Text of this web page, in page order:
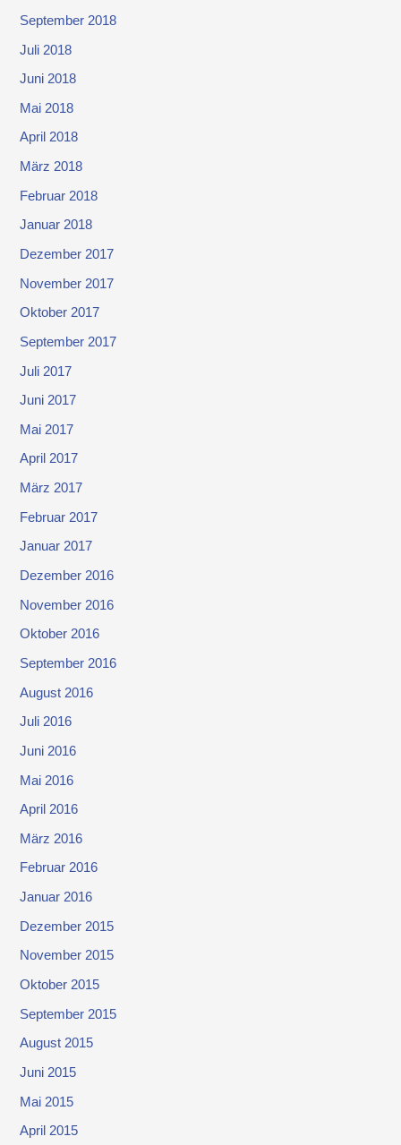
September 2018
Juli 2018
Juni 2018
Mai 2018
April 2018
März 2018
Februar 2018
Januar 2018
Dezember 2017
November 2017
Oktober 2017
September 2017
Juli 2017
Juni 2017
Mai 2017
April 2017
März 2017
Februar 2017
Januar 2017
Dezember 2016
November 2016
Oktober 2016
September 2016
August 2016
Juli 2016
Juni 2016
Mai 2016
April 2016
März 2016
Februar 2016
Januar 2016
Dezember 2015
November 2015
Oktober 2015
September 2015
August 2015
Juni 2015
Mai 2015
April 2015